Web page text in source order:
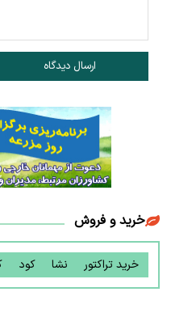
ارسال دیدگاه
خرید و فروش
خرید تراکتور نشا کود